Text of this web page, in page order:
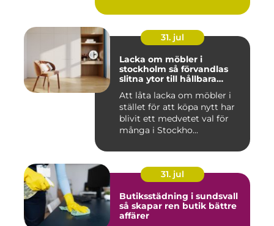
31. jul
Lacka om möbler i
stockholm så förvandlas
slitna ytor till hållbara
Att låta lacka om möbler i
stället för att köpa nytt har
blivit ett medvetet val för
många i Stockho...
31. jul
Butiksstädning i sundsvall
så skapar ren butik bättre
affärer